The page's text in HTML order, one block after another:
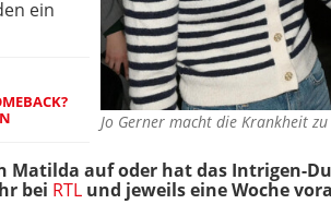
Jo Gerner macht die Krankheit
ein
auf oder hat das Intrigen-
bei RTL und jeweils eine Woche